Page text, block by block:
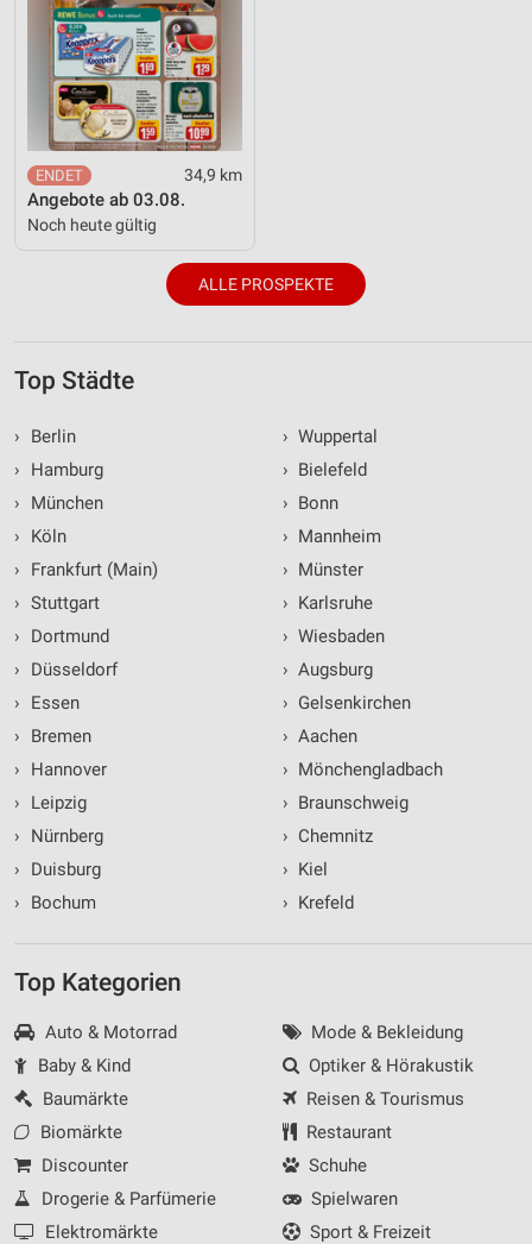
34,9 km
Angebote ab 03.08.
Noch heute gültig
ALLE PROSPEKTE
Top Städte
›
Berlin
›
Hamburg
›
München
›
Köln
›
Frankfurt (Main)
› Stuttgart
›
Dortmund
›
Düsseldorf
›
Essen
›
Bremen
›
Hannover
›
Leipzig
›
Nürnberg
›
Duisburg
›
Bochum
› Wuppertal
› Bielefeld
› Bonn
› Mannheim
› Münster
› Karlsruhe
› Wiesbaden
› Augsburg
› Gelsenkirchen
› Aachen
› Mönchengladbach
› Braunschweig
› Chemnitz
› Kiel
› Krefeld
Top Kategorien
Auto & Motorrad
Baby & Kind
Baumärkte
Biomärkte
Discounter
Drogerie & Parfümerie
Elektromärkte
Mode & Bekleidung
Optiker & Hörakustik
Reisen & Tourismus
Restaurant
Schuhe
Spielwaren
Sport & Freizeit